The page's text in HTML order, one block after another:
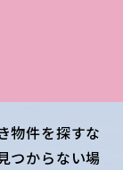
物件を探すな
つからない場